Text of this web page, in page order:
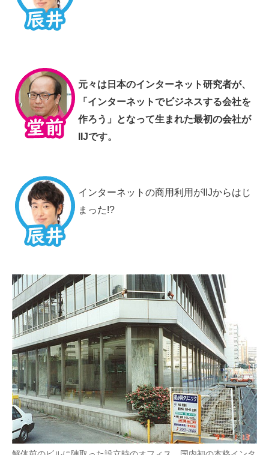
元々は日本のインターネット研究者が、
「インターネットでビジネスする会社を
作ろう」となって生まれた最初の会社が
IIJです。
インターネットの商用利用がIIJからはじ
まった!?